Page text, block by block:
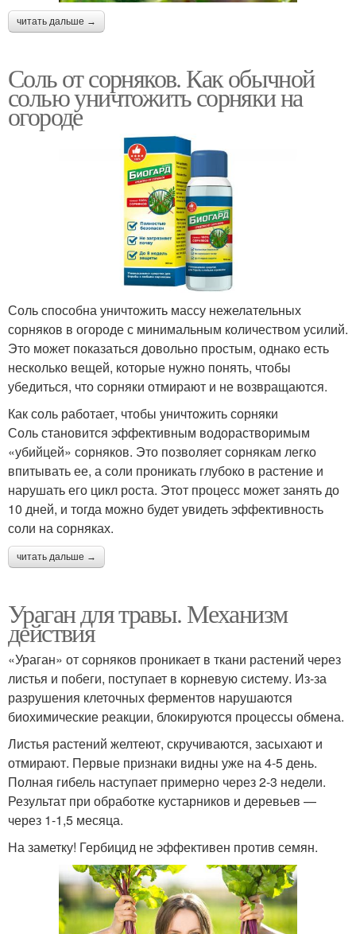
читать дальше →
Соль от сорняков. Как обычной
солью уничтожить сорняки на
огороде
Соль способна уничтожить массу нежелательных
сорняков в огороде с минимальным количеством усилий.
Это может показаться довольно простым, однако есть
несколько вещей, которые нужно понять, чтобы
убедиться, что сорняки отмирают и не возвращаются.
Как соль работает, чтобы уничтожить сорняки
Соль становится эффективным водорастворимым
«убийцей» сорняков. Это позволяет сорнякам легко
впитывать ее, а соли проникать глубоко в растение и
нарушать его цикл роста. Этот процесс может занять до
10 дней, и тогда можно будет увидеть эффективность
соли на сорняках.
читать дальше →
Ураган для травы. Механизм
действия
«Ураган» от сорняков проникает в ткани растений через
листья и побеги, поступает в корневую систему. Из-за
разрушения клеточных ферментов нарушаются
биохимические реакции, блокируются процессы обмена.
Листья растений желтеют, скручиваются, засыхают и
отмирают. Первые признаки видны уже на 4-5 день.
Полная гибель наступает примерно через 2-3 недели.
Результат при обработке кустарников и деревьев —
через 1-1,5 месяца.
На заметку! Гербицид не эффективен против семян.